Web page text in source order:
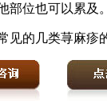
部位也可以累及
见的几类荨麻疹